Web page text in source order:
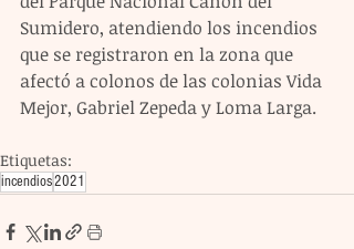
Sumidero, atendiendo los incendios
que se registraron en la zona que
afectó a colonos de las colonias Vida
Mejor, Gabriel Zepeda y Loma Larga.
Etiquetas:
incendios2021